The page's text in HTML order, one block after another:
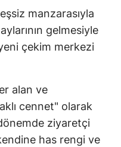
manzarasıyla
gelmesiyle
çekim merkezi
alan ve
cennet" olarak
ziyaretçi
has rengi ve